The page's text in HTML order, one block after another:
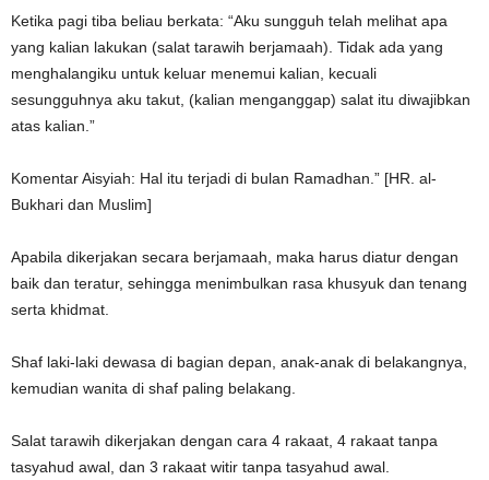
Ketika pagi tiba beliau berkata: “Aku sungguh telah melihat apa
yang kalian lakukan (salat tarawih berjamaah). Tidak ada yang
menghalangiku untuk keluar menemui kalian, kecuali
sesungguhnya aku takut, (kalian menganggap) salat itu diwajibkan
atas kalian.”
Komentar Aisyiah: Hal itu terjadi di bulan Ramadhan.” [HR. al-
Bukhari dan Muslim]
Apabila dikerjakan secara berjamaah, maka harus diatur dengan
baik dan teratur, sehingga menimbulkan rasa khusyuk dan tenang
serta khidmat.
Shaf laki-laki dewasa di bagian depan, anak-anak di belakangnya,
kemudian wanita di shaf paling belakang.
Salat tarawih dikerjakan dengan cara 4 rakaat, 4 rakaat tanpa
tasyahud awal, dan 3 rakaat witir tanpa tasyahud awal.